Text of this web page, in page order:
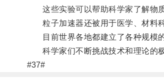
这些实验可以帮助科学家了解物质
粒子加速器还被用于医学、材料科
目前世界各地都建立了各种规模的
科学家们不断挑战技术和理论的极
#37#